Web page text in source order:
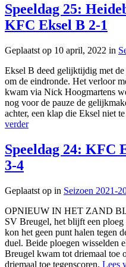
Speeldag 25:
KFC Eksel B 2-1
Geplaatst op 10 april, 2022 in
Eksel B deed gelijktijdig met
om de eindronde. Het verloor
kwam via Nick Hoogmartens
nog voor de pauze de
achter, een klap die Eksel niet
verder
Speeldag 24: KFC
3-4
Geplaatst op in Seizoen 2021-
OPNIEUW IN HET ZAND
SV Breugel, het blijft een
kon het geen punt halen tegen
duel. Beide ploegen wisselden
Breugel kwam tot driemaal toe
driemaal toe tegenscoren. Lees